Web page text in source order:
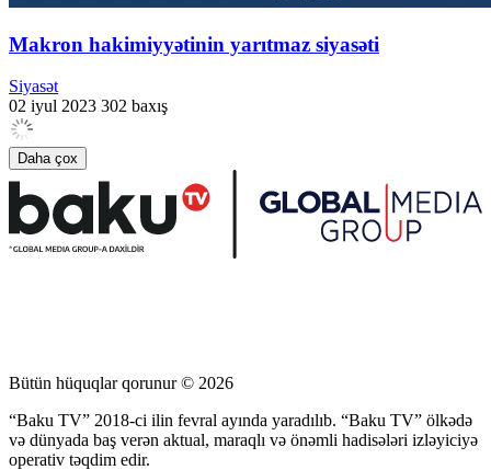
Makron hakimiyyətinin yarıtmaz siyasəti
Siyasət
02 iyul 2023 302 baxış
Daha çox
Bütün hüquqlar qorunur © 2026
“Baku TV” 2018-ci ilin fevral ayında yaradılıb. “Baku TV” ölkədə
və dünyada baş verən aktual, maraqlı və önəmli hadisələri izləyiciyə
operativ təqdim edir.